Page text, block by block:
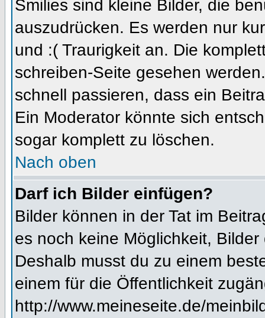
Smilies sind kleine Bilder, die
auszudrücken. Es werden nur
und :( Traurigkeit an. Die
schreiben-Seite gesehen
schnell passieren, dass ein
Ein Moderator könnte sich
sogar komplett zu löschen.
Nach oben
Darf ich Bilder einfügen?
Bilder können in der Tat im
es noch keine Möglichkeit,
Deshalb musst du zu einem
einem für die Öffentlichkeit
http://www.meineseite.de/